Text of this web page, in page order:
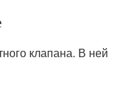
клапана. В ней